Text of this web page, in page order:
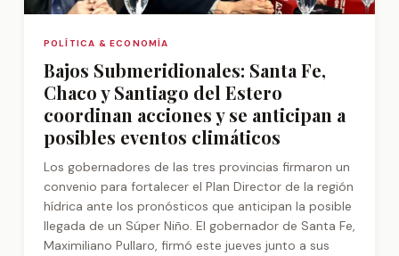
POLÍTICA & ECONOMÍA
Bajos Submeridionales: Santa Fe,
Chaco y Santiago del Estero
coordinan acciones y se anticipan a
posibles eventos climáticos
Los gobernadores de las tres provincias firmaron un
convenio para fortalecer el Plan Director de la región
hídrica ante los pronósticos que anticipan la posible
llegada de un Súper Niño. El gobernador de Santa Fe,
Maximiliano Pullaro, firmó este jueves junto a sus